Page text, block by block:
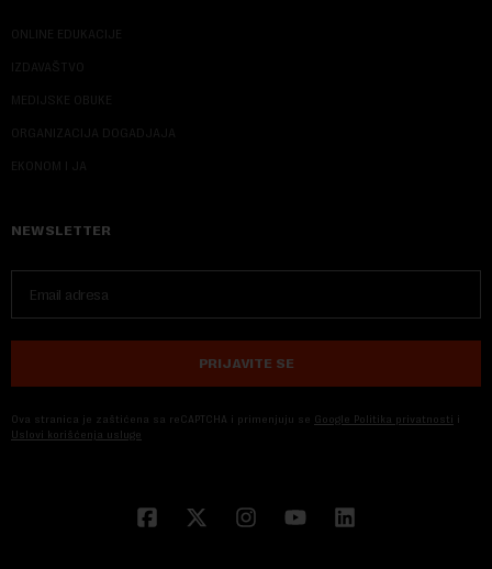
ONLINE EDUKACIJE
IZDAVAŠTVO
MEDIJSKE OBUKE
ORGANIZACIJA DOGADJAJA
EKONOM I JA
NEWSLETTER
PRIJAVITE SE
Ova stranica je zaštićena sa reCAPTCHA i primenjuju se Google Politika privatnosti i
Uslovi korišćenja usluge